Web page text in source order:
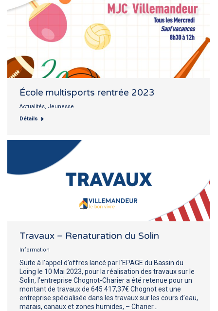
École multisports rentrée 2023
Actualités, Jeunesse
Détails
Travaux – Renaturation du Solin
Information
Suite à l’appel d’offres lancé par l’EPAGE du Bassin du
Loing le 10 Mai 2023, pour la réalisation des travaux sur le
Solin, l’entreprise Chognot-Charier a été retenue pour un
montant de travaux de 645 417,37€ Chognot est une
entreprise spécialisée dans les travaux sur les cours d’eau,
marais, canaux et zones humides, – Charier…